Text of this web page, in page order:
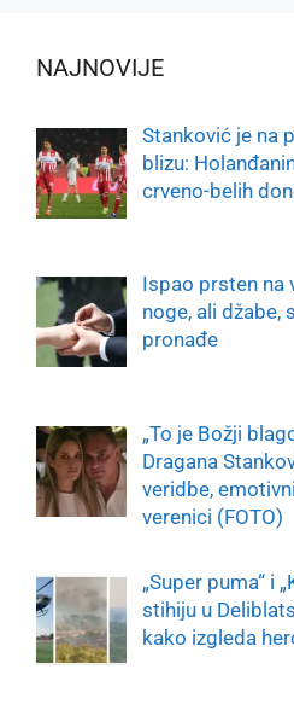
NAJNOVIJE
Stanković je na
blizu:
crveno-belih
Ispao prsten na
noge, ali džabe,
pronađe
„To je Božji
Dragana
veridbe,
verenici (FOTO)
„Super puma“ i
stihiju u
kako izgleda